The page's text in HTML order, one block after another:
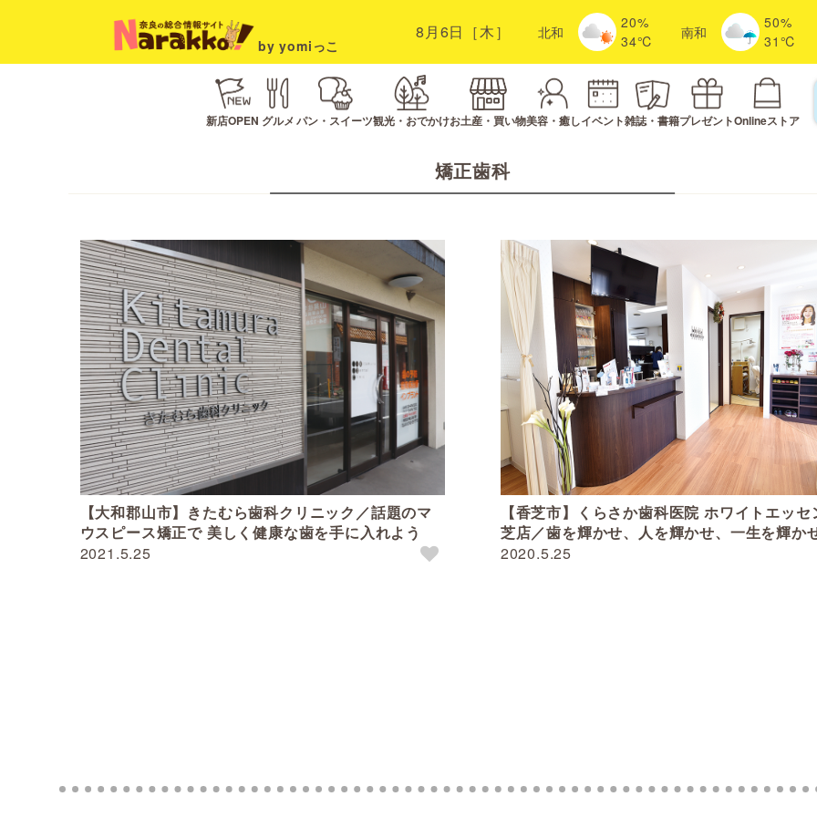
by yomiっこ
8月6日［木］ 北和
20%
34℃
南和
50%
31℃
新店OPEN グルメ パン・スイーツ観光・おでかけお土産・買い物美容・癒しイベント雑誌・書籍プレゼントOnlineストア
矯正歯科
2021.5.25
【大和郡山市】きたむら歯科クリニック／話題のマ
ウスピース矯正で 美しく健康な歯を手に入れよう
2020.5.25
【香芝市】くらさか歯科医院 ホワイトエッセンス香
芝店／歯を輝かせ、人を輝かせ、一生を輝か